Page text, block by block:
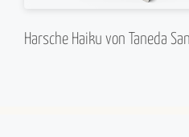
Harsche Haiku von Taneda